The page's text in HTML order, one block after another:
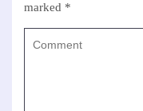
marked *